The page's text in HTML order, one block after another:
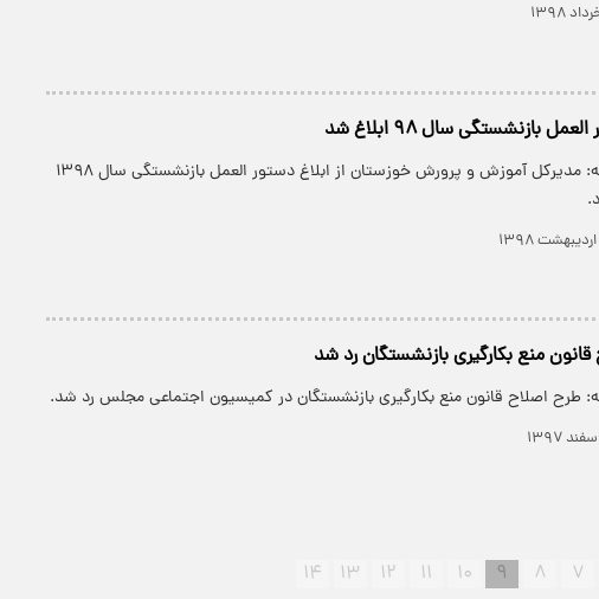
بازنشستگی سال ۹۸ ابلاغ شد
پارسینه: مدیرکل آموزش و پرورش خوزستان از ابلاغ دستور العمل بازنشستگی سال ۱۳۹۸
قانون منع بکارگیری بازنشستگان رد شد
طرح اصلاح قانون منع بکارگیری بازنشستگان در کمیسیون اجتماعی مجلس رد شد.
۷ ۸ ۹ ۱۰ ۱۱ ۱۲ ۱۳ ۱۴